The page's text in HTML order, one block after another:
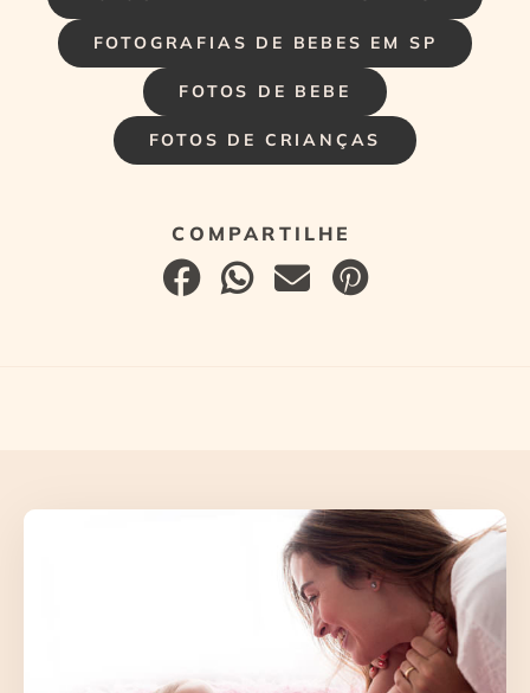
FOTOGRAFIAS DE BEBES EM SP
FOTOS DE BEBE
FOTOS DE CRIANÇAS